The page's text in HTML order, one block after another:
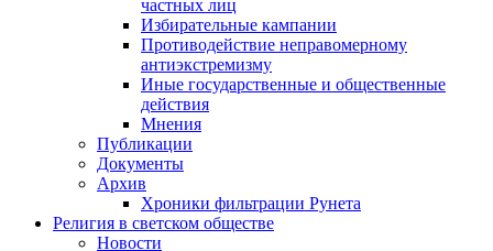
частных лиц
Избирательные кампании
Противодействие неправомерному
антиэкстремизму
Иные государственные и общественные
действия
Мнения
Публикации
Документы
Архив
Хроники фильтрации Рунета
Религия в светском обществе
Новости